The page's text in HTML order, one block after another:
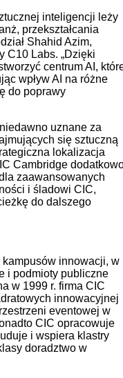
inteligencji leży
przekształcania
Shahid Azim,
C10 Labs. „Dzięki
centrum AI,
wpływ AI na różne
do poprawy
uznane za
się sztuczną
lokalizacja
Cambridge
zaawansowanych
i śladowi CIC,
do dalszego
innowacji, w
i podmioty publiczne
w 1999 r. firma CIC
innowacyjnej
eventowej w
CIC opracowuje
i wspiera klastry
doradztwo w